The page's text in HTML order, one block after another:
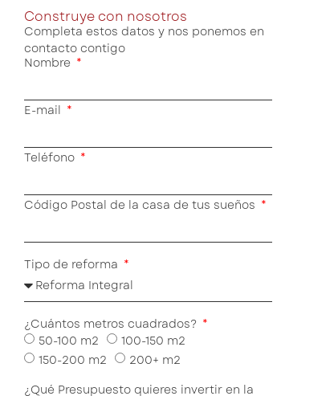
Construye con nosotros
Completa estos datos y nos ponemos en
contacto contigo
Nombre
E-mail
Teléfono
Código Postal de la casa de tus sueños
Tipo de reforma
¿Cuántos metros cuadrados?
50-100 m2
100-150 m2
150-200 m2
200+ m2
¿Qué Presupuesto quieres invertir en la